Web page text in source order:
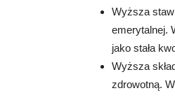
Wyższa
emerytalnej.
jako stała
Wyższa
zdrowotną.